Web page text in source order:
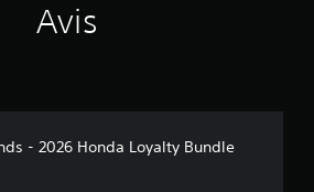
Avis
- 2026 Honda Loyalty Bundle